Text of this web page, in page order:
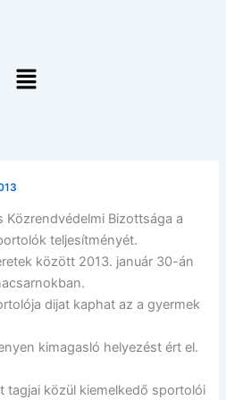
Menu
Közrendvédelmi Bizottsága a
teljesítményét.
között 2013. január 30-án
dijat kaphat az a gyermek
kimagasló helyezést ért el.
tagjai közül kiemelkedő sportolói